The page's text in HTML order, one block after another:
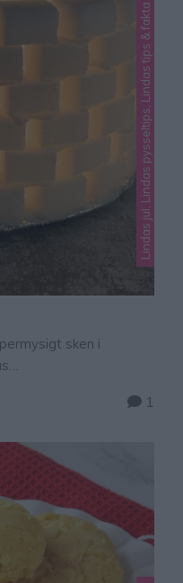
Lindas jul, Lindas pysseltips, Lindas tips & fakta
sken i
julpyssel för hela
(ej brandfarligt!)
och
Klipp ut en cirkel, ca
1